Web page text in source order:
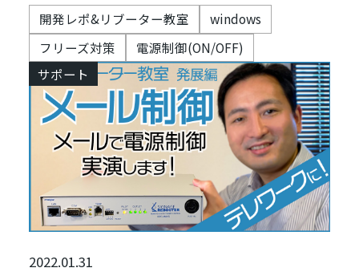
開発レポ&リブーター教室
windows
フリーズ対策
電源制御(ON/OFF)
サポート
2022.01.31